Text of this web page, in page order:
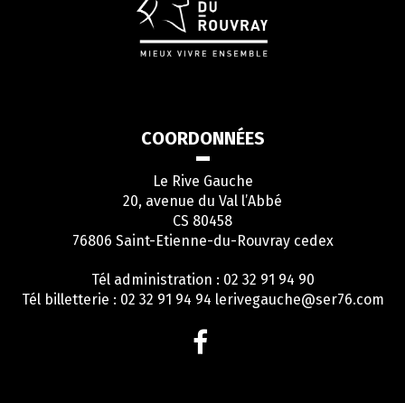
COORDONNÉES
Le Rive Gauche
20, avenue du Val l’Abbé
CS 80458
76806 Saint-Etienne-du-Rouvray cedex
Tél administration : 02 32 91 94 90
Tél billetterie : 02 32 91 94 94 lerivegauche@ser76.com